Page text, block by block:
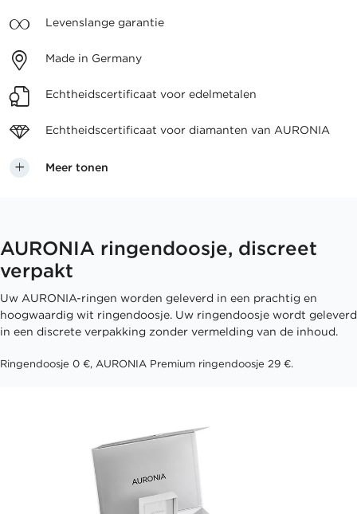
Levenslange garantie
Made in Germany
Echtheidscertificaat voor edelmetalen
Echtheidscertificaat voor diamanten van AURONIA
Meer tonen
AURONIA ringendoosje, discreet
verpakt
Uw AURONIA-ringen worden geleverd in een prachtig en
hoogwaardig wit ringendoosje. Uw ringendoosje wordt geleverd
in een discrete verpakking zonder vermelding van de inhoud.
Ringendoosje 0 €, AURONIA Premium ringendoosje 29 €.